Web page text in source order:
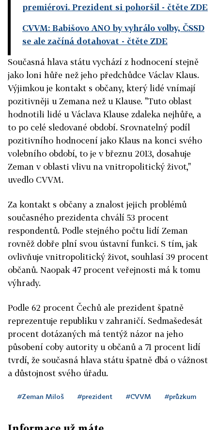
premiérovi. Prezident si pohoršil - čtěte ZDE
CVVM: Babišovo ANO by vyhrálo volby, ČSSD
se ale začíná dotahovat - čtěte ZDE
Současná hlava státu vychází z hodnocení stejně
jako loni hůře než jeho předchůdce Václav Klaus.
Výjimkou je kontakt s občany, který lidé vnímají
pozitivněji u Zemana než u Klause. "Tuto oblast
hodnotili lidé u Václava Klause zdaleka nejhůře, a
to po celé sledované období. Srovnatelný podíl
pozitivního hodnocení jako Klaus na konci svého
volebního období, to je v březnu 2013, dosahuje
Zeman v oblasti vlivu na vnitropolitický život,"
uvedlo CVVM.
Za kontakt s občany a znalost jejich problémů
současného prezidenta chválí 53 procent
respondentů. Podle stejného počtu lidí Zeman
rovněž dobře plní svou ústavní funkci. S tím, jak
ovlivňuje vnitropolitický život, souhlasí 39 procent
občanů. Naopak 47 procent veřejnosti má k tomu
výhrady.
Podle 62 procent Čechů ale prezident špatně
reprezentuje republiku v zahraničí. Sedmašedesát
procent dotázaných má tentýž názor na jeho
působení coby autority u občanů a 71 procent lidí
tvrdí, že současná hlava státu špatně dbá o vážnost
a důstojnost svého úřadu.
#Zeman Miloš #prezident #CVVM #průzkum